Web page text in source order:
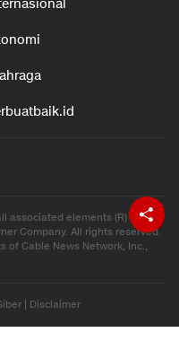
associated elements (R) and ©
Company. All rights reserved.
of Cable News Network, Inc.,
Disclaimer